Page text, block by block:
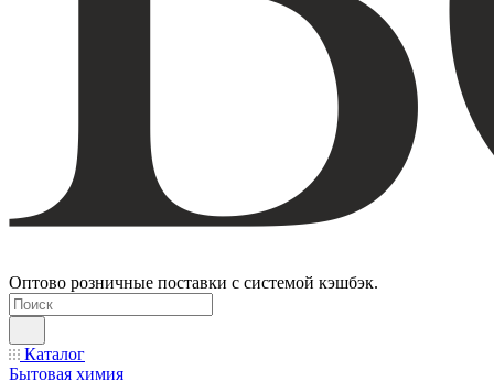
Оптово розничные поставки с системой кэшбэк.
Каталог
Бытовая химия